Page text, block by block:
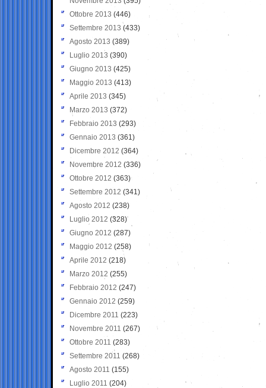
Ottobre 2013 (446)
Settembre 2013 (433)
Agosto 2013 (389)
Luglio 2013 (390)
Giugno 2013 (425)
Maggio 2013 (413)
Aprile 2013 (345)
Marzo 2013 (372)
Febbraio 2013 (293)
Gennaio 2013 (361)
Dicembre 2012 (364)
Novembre 2012 (336)
Ottobre 2012 (363)
Settembre 2012 (341)
Agosto 2012 (238)
Luglio 2012 (328)
Giugno 2012 (287)
Maggio 2012 (258)
Aprile 2012 (218)
Marzo 2012 (255)
Febbraio 2012 (247)
Gennaio 2012 (259)
Dicembre 2011 (223)
Novembre 2011 (267)
Ottobre 2011 (283)
Settembre 2011 (268)
Agosto 2011 (155)
Luglio 2011 (204)